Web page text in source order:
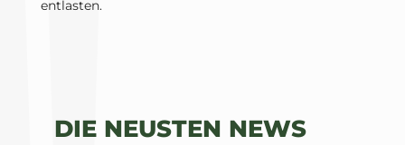
entlasten.
DIE NEUSTEN NEWS